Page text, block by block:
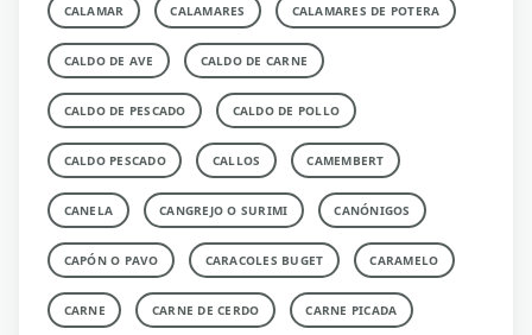
CALAMAR CALAMARES CALAMARES DE POTERA
CALDO DE AVE CALDO DE CARNE
CALDO DE PESCADO CALDO DE POLLO
CALDO PESCADO CALLOS CAMEMBERT
CANELA CANGREJO O SURIMI CANÓNIGOS
CAPÓN O PAVO CARACOLES BUGET CARAMELO
CARNE CARNE DE CERDO CARNE PICADA